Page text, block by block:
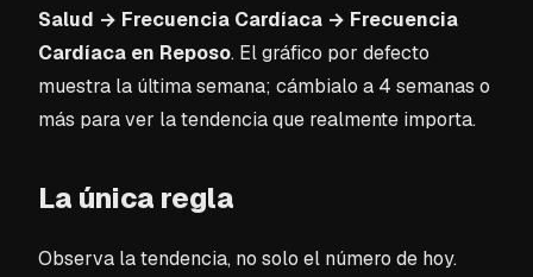
Salud → Frecuencia Cardíaca → Frecuencia
Cardíaca en Reposo. El gráfico por defecto
muestra la última semana; cámbialo a 4 semanas o
más para ver la tendencia que realmente importa.
La única regla
Observa la tendencia, no solo el número de hoy.